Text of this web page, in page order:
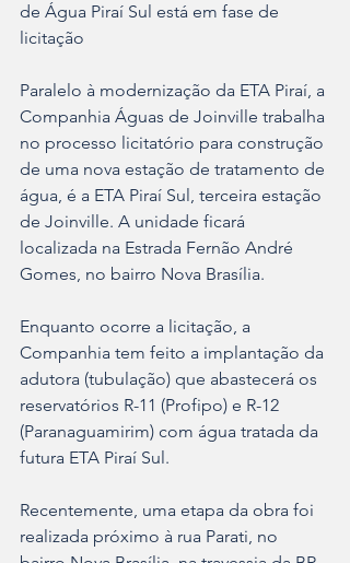
de Água Piraí Sul está em fase de
licitação
Paralelo à modernização da ETA Piraí, a
Companhia Águas de Joinville trabalha
no processo licitatório para construção
de uma nova estação de tratamento de
água, é a ETA Piraí Sul, terceira estação
de Joinville. A unidade ficará
localizada na Estrada Fernão André
Gomes, no bairro Nova Brasília.
Enquanto ocorre a licitação, a
Companhia tem feito a implantação da
adutora (tubulação) que abastecerá os
reservatórios R-11 (Profipo) e R-12
(Paranaguamirim) com água tratada da
futura ETA Piraí Sul.
Recentemente, uma etapa da obra foi
realizada próximo à rua Parati, no